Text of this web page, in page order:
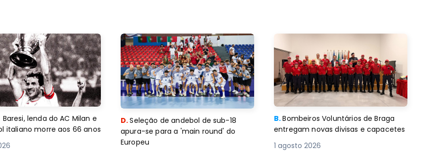
Baresi, lenda do AC Milan e
italiano morre aos 66 anos
D.Seleção de andebol de sub-18
apura-se para a 'main round' do
Europeu
B.Bombeiros Voluntários de Braga
entregam novas divisas e capacetes
1 agosto 2026